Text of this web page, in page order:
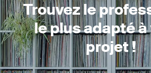
Trouvez le
le plus adapté
projet !